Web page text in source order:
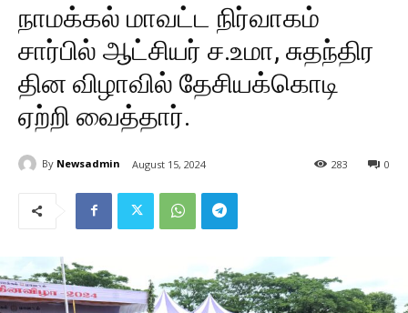
நாமக்கல் மாவட்ட நிர்வாகம்
சார்பில் ஆட்சியர் ச.உமா, சுதந்திர
தின விழாவில் தேசியக்கொடி
ஏற்றி வைத்தார்.
By Newsadmin August 15, 2024 0
283